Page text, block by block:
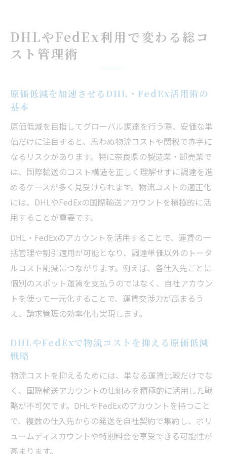
DHLやFedEx利用で変わる総コ
スト管理術
原価低減を加速させるDHL・FedEx活用術の
基本
原価低減を目指してグローバル調達を行う際、安価な単
価だけに注目すると、思わぬ物流コストや関税で赤字に
なるリスクがあります。特に奈良県の製造業・卸売業で
は、国際輸送のコスト構造を正しく理解せずに調達を進
めるケースが多く見受けられます。物流コストの適正化
には、DHLやFedExの国際輸送アカウントを積極的に活
用することが重要です。
DHL・FedExのアカウントを活用することで、運賃の一
括管理や割引適用が可能となり、調達単価以外のトータ
ルコスト削減につながります。例えば、各仕入先ごとに
個別のスポット運賃を支払うのではなく、自社アカウン
トを使って一元化することで、運賃交渉力が高まるう
え、請求管理の効率化も実現します。
DHLやFedExで物流コストを抑える原価低減
戦略
物流コストを抑えるためには、単なる運賃比較だけでな
く、国際輸送アカウントの仕組みを積極的に活用した戦
略が不可欠です。DHLやFedExのアカウントを持つこと
で、複数の仕入先からの発送を自社契約で集約し、ボリ
ュームディスカウントや特別料金を享受できる可能性が
高まります。